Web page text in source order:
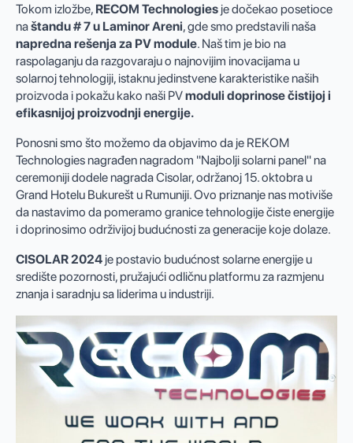
Tokom izložbe, RECOM Technologies je dočekao posetioce
naštandu # 7 u Laminor Areni, gde smo predstavili naša
napredna rešenja za PV module. Naš tim je bio na
raspolaganju da razgovaraju o najnovijim inovacijama u
solarnoj tehnologiji, istaknu jedinstvene karakteristike naših
proizvoda i pokažu kako naši PVmoduli doprinose čistijoj i
efikasnijoj proizvodnji energije.
Ponosni smo što možemo da objavimo da je REKOM
Technologies nagrađen nagradom "Najbolji solarni panel" na
ceremoniji dodele nagrada Cisolar, održanoj 15. oktobra u
Grand Hotelu Bukurešt u Rumuniji. Ovo priznanje nas motiviše
da nastavimo da pomeramo granice tehnologije čiste energije
i doprinosimo održivijoj budućnosti za generacije koje dolaze.
CISOLAR 2024 je postavio budućnost solarne energije u
središte pozornosti, pružajući odličnu platformu za razmjenu
znanja i saradnju sa liderima u industriji.